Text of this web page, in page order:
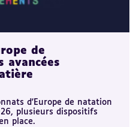
de
avancées
d'Europe de natation
plusieurs dispositifs
place.